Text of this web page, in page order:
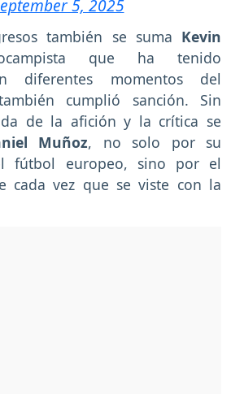
5, 2025
también se suma Kevin
que ha tenido
diferentes momentos del
cumplió sanción. Sin
de la afición y la crítica se
Muñoz, no solo por su
fútbol europeo, sino por el
cada vez que se viste con la